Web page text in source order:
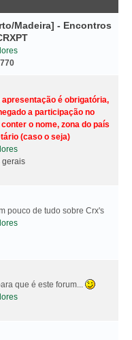
Madeira] - Encontros
apresentação é obrigatória,
a participação no
o nome, zona do país
(caso o seja)
gerais
pouco de tudo sobre Crx's
que é este forum...